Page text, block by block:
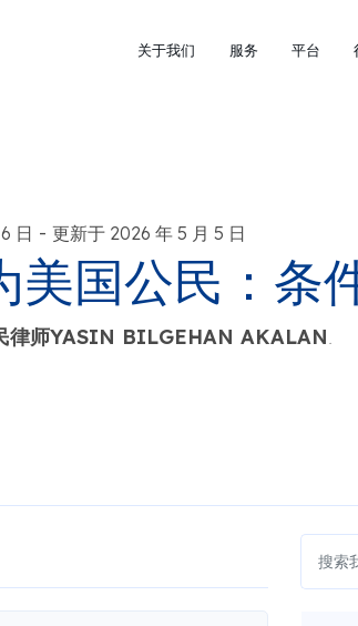
关于我们 服务 平台
日 - 更新于 2026 年 5 月 5 日
美国公民：条
律师YASIN BILGEHAN AKALAN.